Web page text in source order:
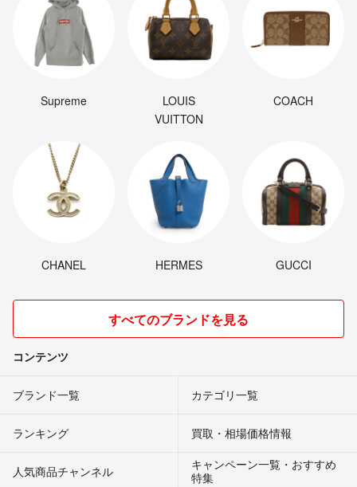
Supreme
LOUIS
VUITTON
COACH
CHANEL HERMES GUCCI
すべてのブランドを見る
コンテンツ
ブランド一覧 カテゴリ一覧
ランキング 買取・相場価格情報
人気商品チャンネル
キャンペーン一覧・おすすめ
特集